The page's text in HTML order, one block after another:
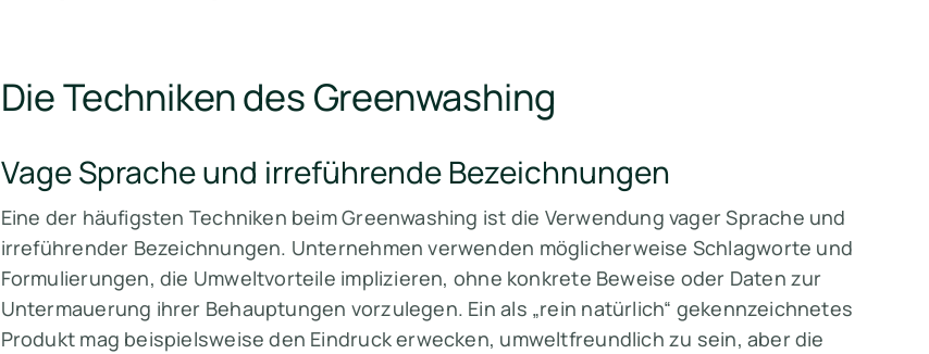
Die Techniken des Greenwashing
Vage Sprache und irreführende Bezeichnungen
Eine der häufigsten Techniken beim Greenwashing ist die Verwendung vager Sprache und
irreführender Bezeichnungen. Unternehmen verwenden möglicherweise Schlagworte und
Formulierungen, die Umweltvorteile implizieren, ohne konkrete Beweise oder Daten zur
Untermauerung ihrer Behauptungen vorzulegen. Ein als „rein natürlich“ gekennzeichnetes
Produkt mag beispielsweise den Eindruck erwecken, umweltfreundlich zu sein, aber die